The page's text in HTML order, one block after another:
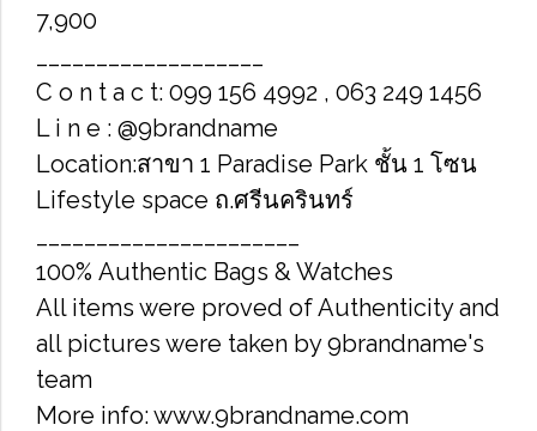
7,900
C o n t a c t: 099 156 4992 , 063 249 1456
L i n e : @9brandname
Location:สาขา 1 Paradise Park ชั้น 1 โซน
Lifestyle space ถ.ศรีนครินทร์
100% Authentic Bags & Watches
All items were proved of Authenticity and
all pictures were taken by 9brandname's
team
More info: www.9brandname.com